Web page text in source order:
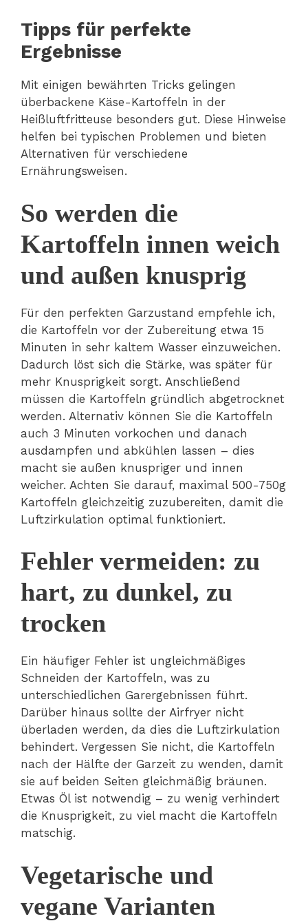
Tipps für perfekte
Ergebnisse
Mit einigen bewährten Tricks gelingen
überbackene Käse-Kartoffeln in der
Heißluftfritteuse besonders gut. Diese Hinweise
helfen bei typischen Problemen und bieten
Alternativen für verschiedene
Ernährungsweisen.
So werden die
Kartoffeln innen weich
und außen knusprig
Für den perfekten Garzustand empfehle ich,
die Kartoffeln vor der Zubereitung etwa 15
Minuten in sehr kaltem Wasser einzuweichen.
Dadurch löst sich die Stärke, was später für
mehr Knusprigkeit sorgt. Anschließend
müssen die Kartoffeln gründlich abgetrocknet
werden. Alternativ können Sie die Kartoffeln
auch 3 Minuten vorkochen und danach
ausdampfen und abkühlen lassen – dies
macht sie außen knuspriger und innen
weicher. Achten Sie darauf, maximal 500-750g
Kartoffeln gleichzeitig zuzubereiten, damit die
Luftzirkulation optimal funktioniert.
Fehler vermeiden: zu
hart, zu dunkel, zu
trocken
Ein häufiger Fehler ist ungleichmäßiges
Schneiden der Kartoffeln, was zu
unterschiedlichen Garergebnissen führt.
Darüber hinaus sollte der Airfryer nicht
überladen werden, da dies die Luftzirkulation
behindert. Vergessen Sie nicht, die Kartoffeln
nach der Hälfte der Garzeit zu wenden, damit
sie auf beiden Seiten gleichmäßig bräunen.
Etwas Öl ist notwendig – zu wenig verhindert
die Knusprigkeit, zu viel macht die Kartoffeln
matschig.
Vegetarische und
vegane Varianten